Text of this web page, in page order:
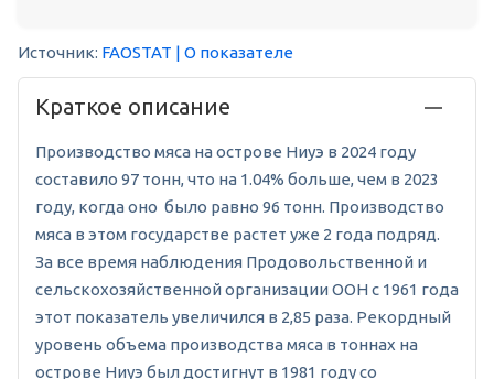
Источник: FAOSTAT | О показателе
Краткое описание
Производство мяса на острове Ниуэ в 2024 году
составило 97 тонн, что на 1.04% больше, чем в 2023
году, когда оно было равно 96 тонн. Производство
мяса в этом государстве растет уже 2 года подряд.
За все время наблюдения Продовольственной и
сельскохозяйственной организации ООН с 1961 года
этот показатель увеличился в 2,85 раза. Рекордный
уровень объема производства мяса в тоннах на
острове Ниуэ был достигнут в 1981 году со